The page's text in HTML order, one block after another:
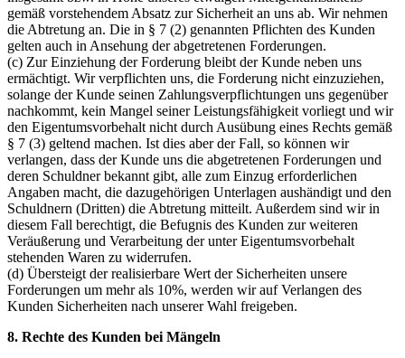
gemäß vorstehendem Absatz zur Sicherheit an uns ab. Wir nehmen
die Abtretung an. Die in § 7 (2) genannten Pflichten des Kunden
gelten auch in Ansehung der abgetretenen Forderungen.
(c) Zur Einziehung der Forderung bleibt der Kunde neben uns
ermächtigt. Wir verpflichten uns, die Forderung nicht einzuziehen,
solange der Kunde seinen Zahlungsverpflichtungen uns gegenüber
nachkommt, kein Mangel seiner Leistungsfähigkeit vorliegt und wir
den Eigentumsvorbehalt nicht durch Ausübung eines Rechts gemäß
§ 7 (3) geltend machen. Ist dies aber der Fall, so können wir
verlangen, dass der Kunde uns die abgetretenen Forderungen und
deren Schuldner bekannt gibt, alle zum Einzug erforderlichen
Angaben macht, die dazugehörigen Unterlagen aushändigt und den
Schuldnern (Dritten) die Abtretung mitteilt. Außerdem sind wir in
diesem Fall berechtigt, die Befugnis des Kunden zur weiteren
Veräußerung und Verarbeitung der unter Eigentumsvorbehalt
stehenden Waren zu widerrufen.
(d) Übersteigt der realisierbare Wert der Sicherheiten unsere
Forderungen um mehr als 10%, werden wir auf Verlangen des
Kunden Sicherheiten nach unserer Wahl freigeben.
8. Rechte des Kunden bei Mängeln